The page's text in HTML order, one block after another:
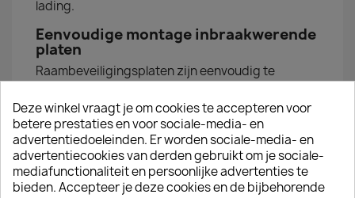
lading.
Eenvoudige montage inbraakwerende
platen
Raambeveiligingsplaten zijn eenvoudig te
monteren met bijgeleverde popnagels of
zelfborende schroeven.
JE BENT MISSCHIEN OOK GEÏNTERESSEERD IN
Deze winkel vraagt je om cookies te accepteren voor
betere prestaties en voor sociale-media- en
advertentiedoeleinden. Er worden sociale-media- en
advertentiecookies van derden gebruikt om je sociale-
mediafunctionaliteit en persoonlijke advertenties te
bieden. Accepteer je deze cookies en de bijbehorende